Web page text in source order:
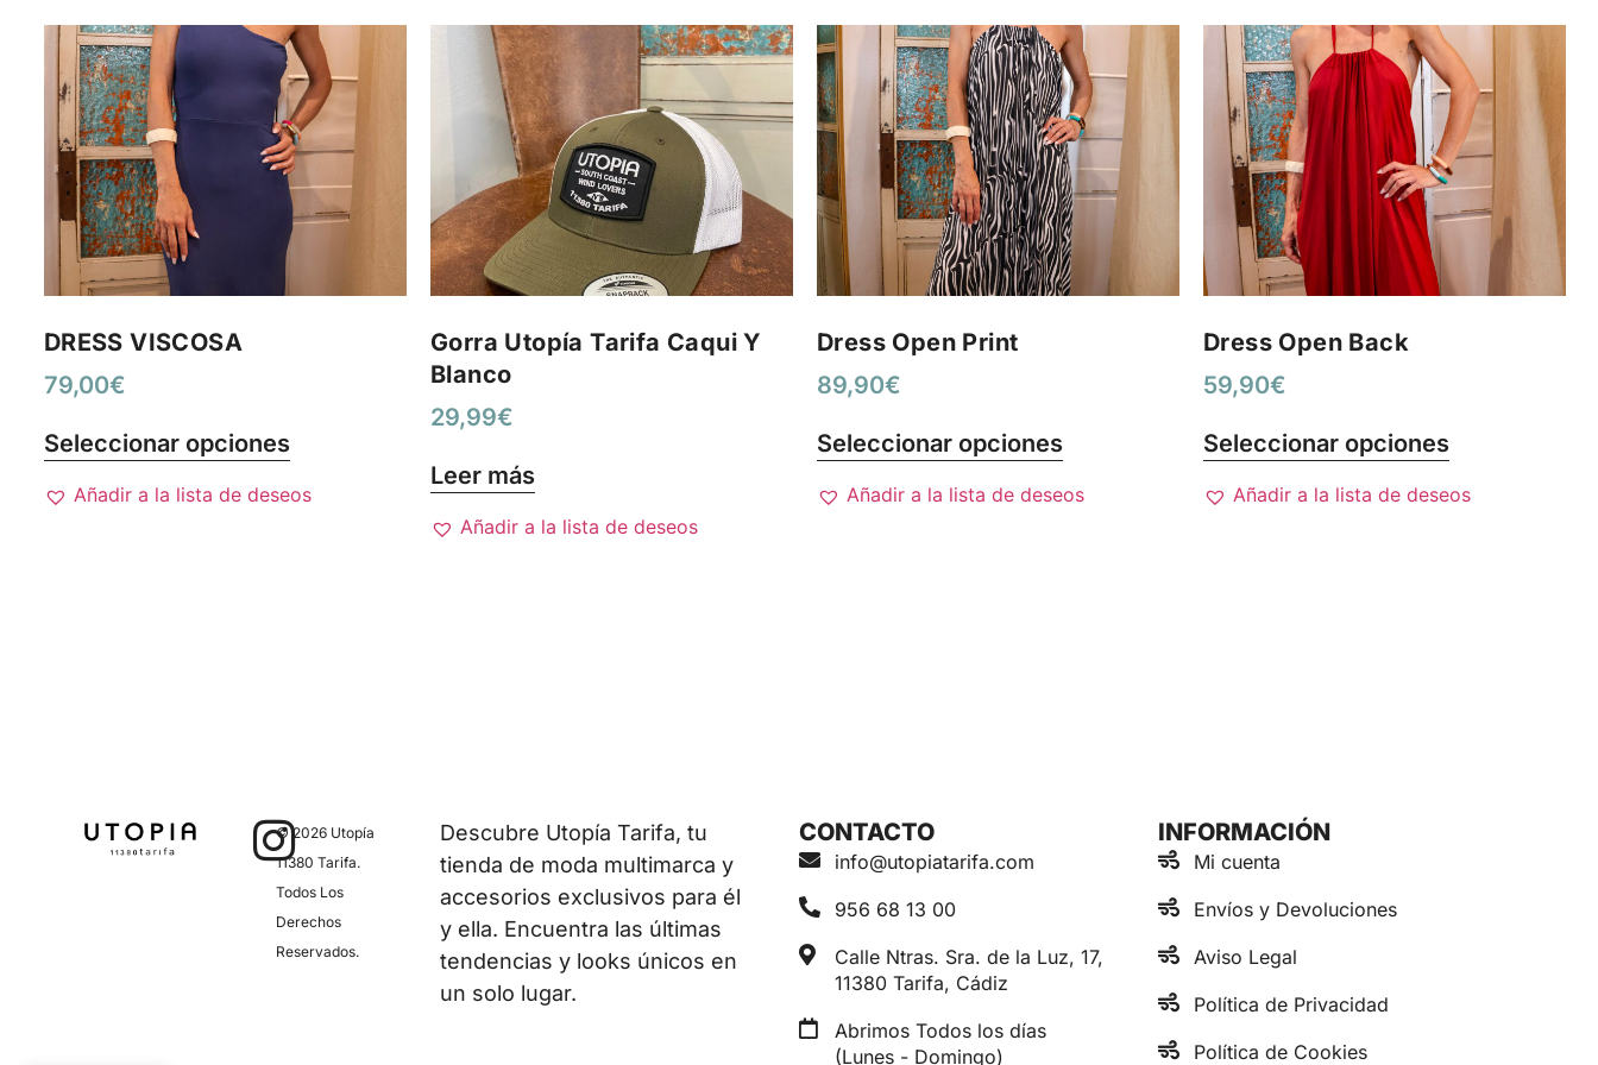
DRESS VISCOSA
79,00€
Seleccionar opciones
Añadir a la lista de deseos
Gorra Utopía Tarifa Caqui Y
Blanco
29,99€
Leer más
Añadir a la lista de deseos
Dress Open Print
89,90€
Seleccionar opciones
Añadir a la lista de deseos
Dress Open Back
59,90€
Seleccionar opciones
Añadir a la lista de deseos
© 2026 Utopía
11380 Tarifa.
Todos Los
Derechos
Reservados.
Descubre Utopía Tarifa, tu
tienda de moda multimarca y
accesorios exclusivos para él
y ella. Encuentra las últimas
tendencias y looks únicos en
un solo lugar.
CONTACTO
info@utopiatarifa.com
956 68 13 00
Calle Ntras. Sra. de la Luz, 17,
11380 Tarifa, Cádiz
Abrimos Todos los días
(Lunes - Domingo)
INFORMACIÓN
Mi cuenta
Envíos y Devoluciones
Aviso Legal
Política de Privacidad
Política de Cookies